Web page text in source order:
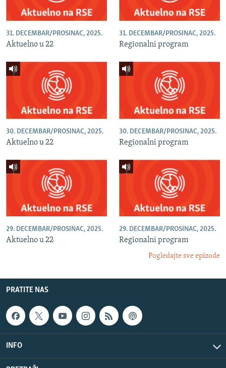
31. DECEMBAR/PROSINAC, 2025.
Aktuelno u 22
31. DECEMBAR/PROSINAC, 2025.
Regionalni program
30. DECEMBAR/PROSINAC, 2025.
Aktuelno u 22
30. DECEMBAR/PROSINAC, 2025.
Regionalni program
29. DECEMBAR/PROSINAC, 2025.
Aktuelno u 22
29. DECEMBAR/PROSINAC, 2025.
Regionalni program
Pogledajte sve epizode
PRATITE NAS
INFO